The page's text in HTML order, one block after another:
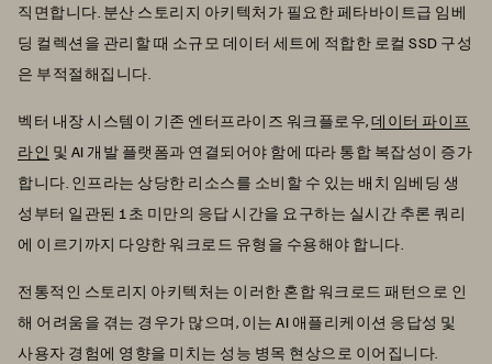
직면합니다. 분산 스토리지 아키텍처가 필요한 페타바이트급 임베
딩 컬렉션을 관리할 때 소규모 데이터 세트에 적합한 로컬 SSD 구성
은 부적절해집니다.
벡터 내장 시스템이 기존 엔터프라이즈 워크플로우,데이터 파이프
라인 및 AI 개발 플랫폼과 연결되어야 함에 따라 통합 복잡성이 증가
합니다. 인프라는 상당한 리소스를 소비할 수 있는 배치 임베딩 생
성부터 일관된 1초 미만의 응답 시간을 요구하는 실시간 추론 쿼리
에 이르기까지 다양한 워크로드 유형을 수용해야 합니다.
전통적인 스토리지 아키텍처는 이러한 혼합 워크로드 패턴으로 인
해 어려움을 겪는 경우가 많으며, 이는 AI 애플리케이션 응답성 및
사용자 경험에 영향을 미치는 성능 병목 현상으로 이어집니다.